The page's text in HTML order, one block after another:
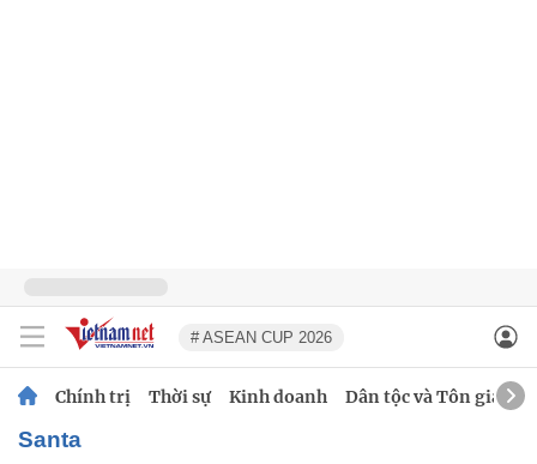
# ASEAN CUP 2026
Chính trị Thời sự Kinh doanh Dân tộc và Tôn giáo
Santa